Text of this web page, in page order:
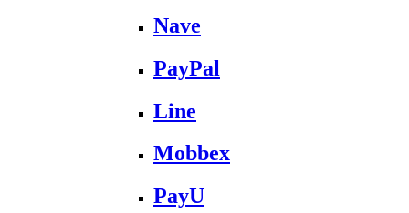
Nave
PayPal
Line
Mobbex
PayU